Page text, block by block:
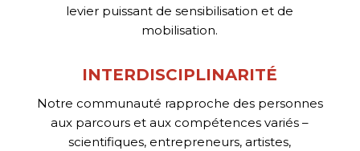
levier puissant de sensibilisation et de
mobilisation.
INTERDISCIPLINARITÉ
Notre communauté rapproche des personnes
aux parcours et aux compétences variés –
scientifiques, entrepreneurs, artistes,